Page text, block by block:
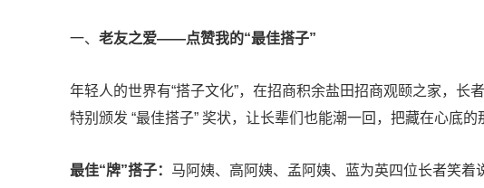
一、 老友之爱——点赞我的“最佳搭子”
年轻人的世界有“搭子文化”，在招商积余盐田招商观颐之家，长
特别颁发 “最佳搭子” 奖状，让长辈们也能潮一回，把藏在心底的
最佳“牌”搭子： 马阿姨、高阿姨、孟阿姨、蓝为英四位长者笑着